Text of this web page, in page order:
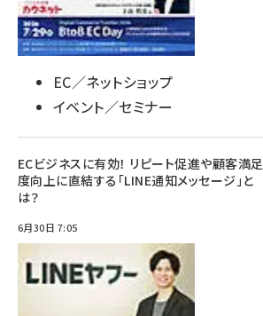
EC／ネットショップ
イベント／セミナー
ECビジネスに有効！ リピート促進や顧客満足
度向上に直結する「LINE通知メッセージ」と
は？
6月30日 7:05